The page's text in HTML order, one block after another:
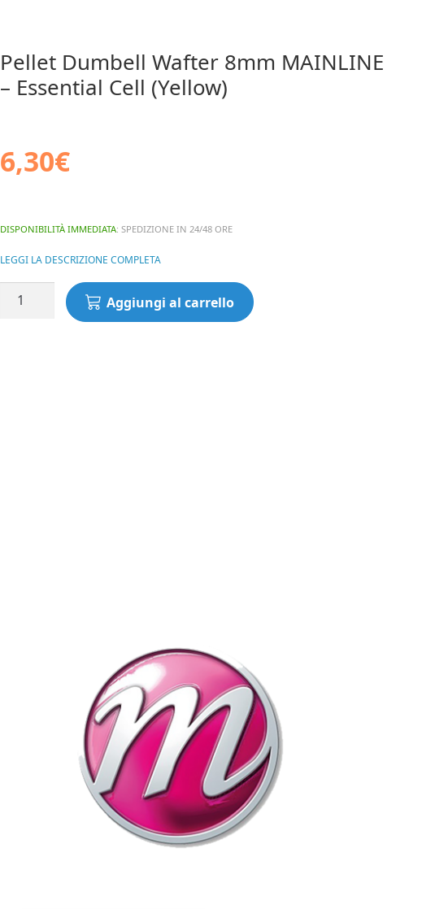
Pellet Dumbell Wafter 8mm MAINLINE
– Essential Cell (Yellow)
6,30€
DISPONIBILITÀ IMMEDIATA: SPEDIZIONE IN 24/48 ORE
LEGGI LA DESCRIZIONE COMPLETA
Pellet
Aggiungi al carrello